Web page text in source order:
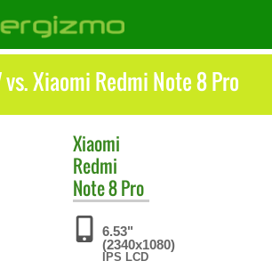
vs. Xiaomi Redmi Note 8 Pro
Xiaomi
Redmi
Note 8 Pro
6.53"
(2340x1080)
IPS LCD